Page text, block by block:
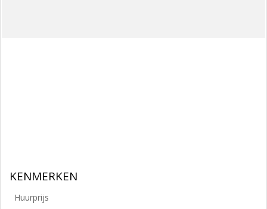
KENMERKEN
Huurprijs